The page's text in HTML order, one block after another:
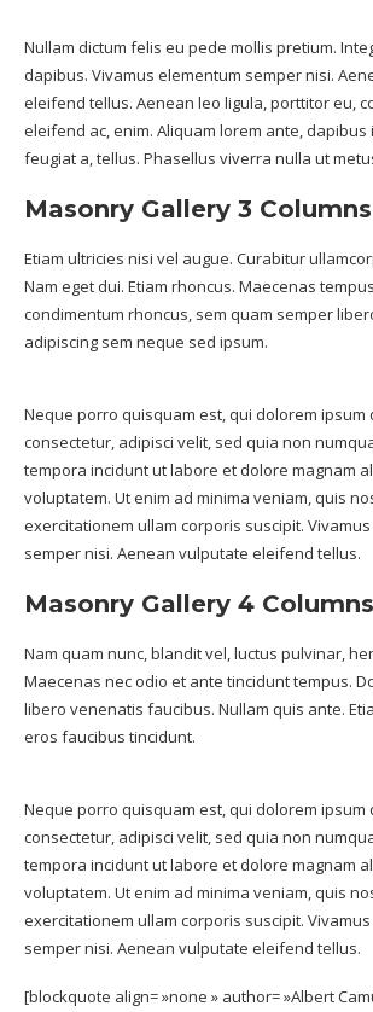
Nullam dictum felis eu pede mollis pretium.
dapibus. Vivamus elementum semper nisi.
eleifend tellus. Aenean leo ligula, porttitor eu,
eleifend ac, enim. Aliquam lorem ante, dapibus
feugiat a, tellus. Phasellus viverra nulla ut
Masonry Gallery 3 Columns
Etiam ultricies nisi vel augue. Curabitur
Nam eget dui. Etiam rhoncus. Maecenas
condimentum rhoncus, sem quam semper
adipiscing sem neque sed ipsum.
Neque porro quisquam est, qui dolorem ipsum
consectetur, adipisci velit, sed quia non
tempora incidunt ut labore et dolore magnam
voluptatem. Ut enim ad minima veniam, quis
exercitationem ullam corporis suscipit.
semper nisi. Aenean vulputate eleifend tellus.
Masonry Gallery 4 Columns
Nam quam nunc, blandit vel, luctus pulvinar,
Maecenas nec odio et ante tincidunt tempus.
libero venenatis faucibus. Nullam quis ante.
eros faucibus tincidunt.
Neque porro quisquam est, qui dolorem ipsum
consectetur, adipisci velit, sed quia non
tempora incidunt ut labore et dolore magnam
voluptatem. Ut enim ad minima veniam, quis
exercitationem ullam corporis suscipit.
semper nisi. Aenean vulputate eleifend tellus.
[blockquote align= »none » author= »Albert